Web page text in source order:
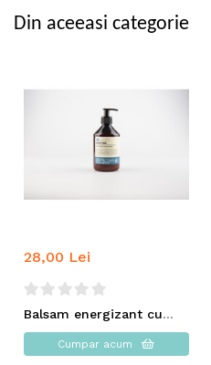
Din aceeasi categorie
28,00 Lei
Balsam energizant cu extract de lămâie - INSIGHT
Cumpar acum